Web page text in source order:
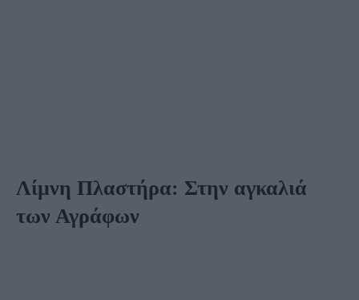
Λίμνη Πλαστήρα: Στην αγκαλιά
των Αγράφων